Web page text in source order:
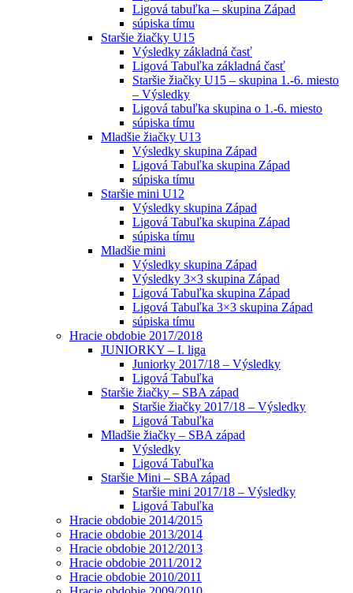
Ligová tabuľka – skupina Západ
súpiska tímu
Staršie žiačky U15
Výsledky základná časť
Ligová Tabuľka základná časť
Staršie žiačky U15 – skupina 1.-6. miesto
– Výsledky
Ligová tabuľka skupina o 1.-6. miesto
súpiska tímu
Mladšie žiačky U13
Výsledky skupina Západ
Ligová Tabuľka skupina Západ
súpiska tímu
Staršie mini U12
Výsledky skupina Západ
Ligová Tabuľka skupina Západ
súpiska tímu
Mladšie mini
Výsledky skupina Západ
Výsledky 3×3 skupina Západ
Ligová Tabuľka skupina Západ
Ligová Tabuľka 3×3 skupina Západ
súpiska tímu
Hracie obdobie 2017/2018
JUNIORKY – I. liga
Juniorky 2017/18 – Výsledky
Ligová Tabuľka
Staršie žiačky – SBA západ
Staršie žiačky 2017/18 – Výsledky
Ligová Tabuľka
Mladšie žiačky – SBA západ
Výsledky
Ligová Tabuľka
Staršie Mini – SBA západ
Staršie mini 2017/18 – Výsledky
Ligová Tabuľka
Hracie obdobie 2014/2015
Hracie obdobie 2013/2014
Hracie obdobie 2012/2013
Hracie obdobie 2011/2012
Hracie obdobie 2010/2011